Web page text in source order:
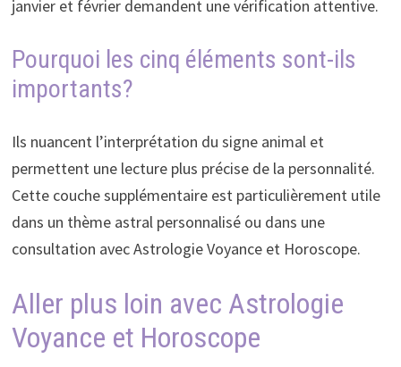
janvier et février demandent une vérification attentive.
Pourquoi les cinq éléments sont-ils
importants?
Ils nuancent l’interprétation du signe animal et
permettent une lecture plus précise de la personnalité.
Cette couche supplémentaire est particulièrement utile
dans un thème astral personnalisé ou dans une
consultation avec Astrologie Voyance et Horoscope.
Aller plus loin avec Astrologie
Voyance et Horoscope